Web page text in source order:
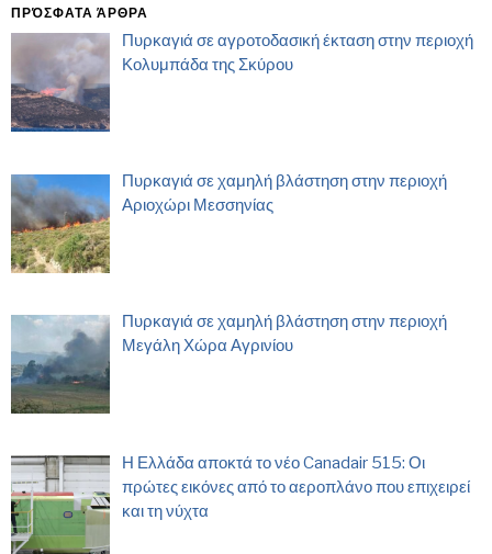
ΠΡΌΣΦΑΤΑ ΆΡΘΡΑ
Πυρκαγιά σε αγροτοδασική έκταση στην περιοχή
Κολυμπάδα της Σκύρου
Πυρκαγιά σε χαμηλή βλάστηση στην περιοχή
Αριοχώρι Μεσσηνίας
Πυρκαγιά σε χαμηλή βλάστηση στην περιοχή
Μεγάλη Χώρα Αγρινίου
Η Ελλάδα αποκτά το νέο Canadair 515: Οι
πρώτες εικόνες από το αεροπλάνο που επιχειρεί
και τη νύχτα